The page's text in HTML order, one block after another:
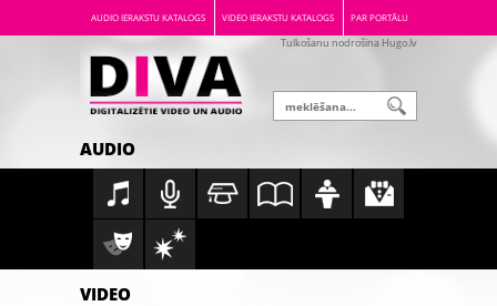
AUDIO IERAKSTU KATALOGS VIDEO IERAKSTU KATALOGS PAR PORTĀLU
Tulkošanu nodrošina Hugo.lv
AUDIO
VIDEO